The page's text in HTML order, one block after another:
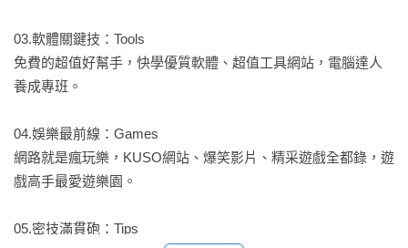
03.軟體關鍵技：Tools
免費的超值好幫手，快學優質軟體、超值工具網站，電腦達人
養成專班。
04.娛樂最前線：Games
網路就是瘋玩樂，KUSO網站、爆笑影片、精采遊戲全都錄，遊
戲高手最愛遊樂園。
05.密技滿貫砲：Tips